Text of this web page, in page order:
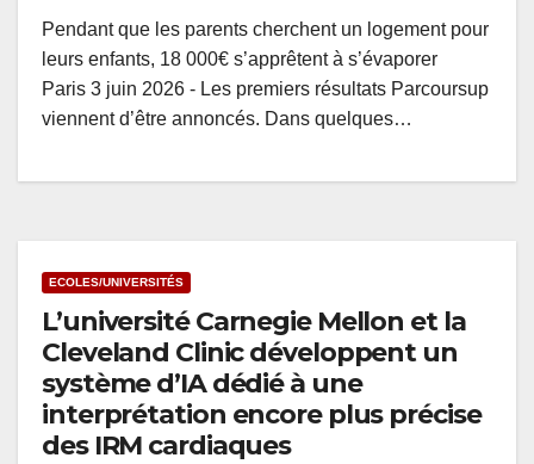
Pendant que les parents cherchent un logement pour
leurs enfants, 18 000€ s’apprêtent à s’évaporer
Paris 3 juin 2026 - Les premiers résultats Parcoursup
viennent d’être annoncés. Dans quelques…
ECOLES/UNIVERSITÉS
L’université Carnegie Mellon et la
Cleveland Clinic développent un
système d’IA dédié à une
interprétation encore plus précise
des IRM cardiaques